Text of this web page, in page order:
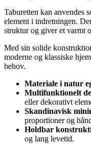
Taburetten kan anvendes
element i indretningen.
struktur og giver et varmt
Med sin solide
moderne og klassiske
behov.
Materiale i natur
Multifunktionelt
eller dekorativt
Skandinavisk
proportioner og
Holdbar
og lang levetid.